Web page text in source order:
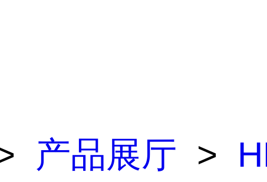
产品展厅 >